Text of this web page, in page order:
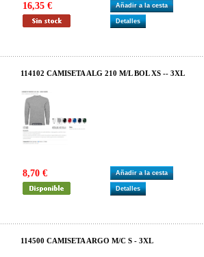
16,35 € Añadir a la cesta
Detalles
114102 CAMISETA ALG 210 M/L BOL XS -- 3XL
8,70 € Añadir a la cesta
Detalles
114500 CAMISETA ARGO M/C S - 3XL